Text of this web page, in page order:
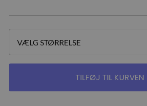
TILFØJ TIL KURVEN